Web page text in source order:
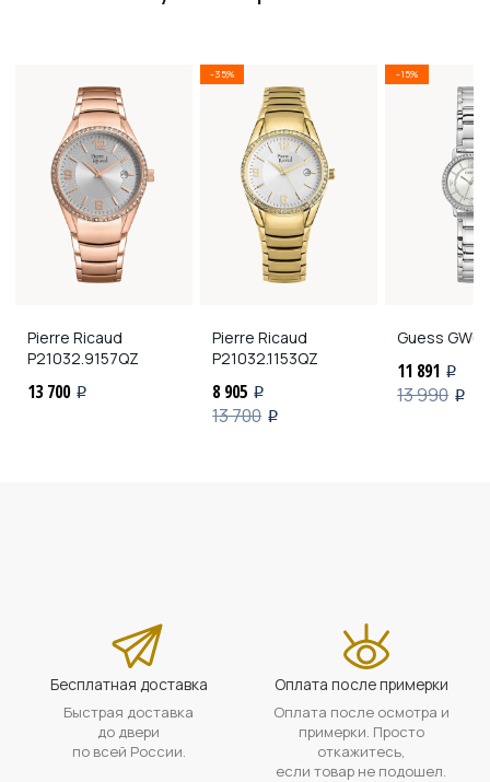
Pierre Ricaud
P21032.9157QZ
13 700 i
-35%
Pierre Ricaud
P21032.1153QZ
8 905 i
13 700 i
-15%
Guess
11 891 i
13 990 i
Бесплатная доставка
Быстрая доставка
до двери
по всей России.
Оплата после примерки
Оплата после осмотра и
примерки. Просто
откажитесь,
если товар не подошел.